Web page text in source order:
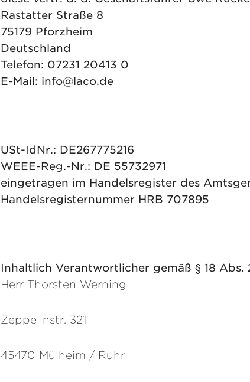
Rastatter Straße 8
75179 Pforzheim
Deutschland
Telefon: 07231 20413 0
E-Mail: info@laco.de
USt-IdNr.: DE267775216
WEEE-Reg.-Nr.: DE 55732971
eingetragen im Handelsregister des
Handelsregisternummer HRB 707895
Inhaltlich Verantwortlicher gemäß § 18 Abs.
Herr Thorsten Werning
Zeppelinstr. 321
45470 Mülheim / Ruhr